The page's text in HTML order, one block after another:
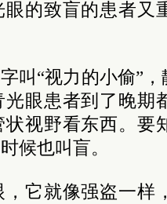
的致盲的患者又
叫“视力的小偷”
眼患者到了晚期
视野看东西。要
候也叫盲。
它就像强盗一样